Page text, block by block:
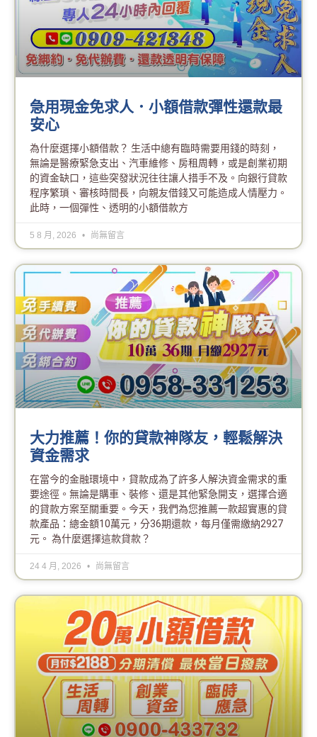
急用現金免求人．小額借款彈性還款最
安心
為什麼選擇小額借款？ 生活中總有臨時需要用錢的時刻，
無論是醫療緊急支出、汽車維修、房租周轉，或是創業初期
的資金缺口，這些突發狀況往往讓人措手不及。向銀行貸款
程序繁瑣、審核時間長，向親友借錢又可能造成人情壓力。
此時，一個彈性、透明的小額借款方
5 8 月, 2026 尚無留言
大力推薦！你的貸款神隊友，輕鬆解決
資金需求
在當今的金融環境中，貸款成為了許多人解決資金需求的重
要途徑。無論是購車、裝修、還是其他緊急開支，選擇合適
的貸款方案至關重要。今天，我們為您推薦一款超實惠的貸
款產品：總金額10萬元，分36期還款，每月僅需繳納2927
元。 為什麼選擇這款貸款？
24 4 月, 2026 尚無留言